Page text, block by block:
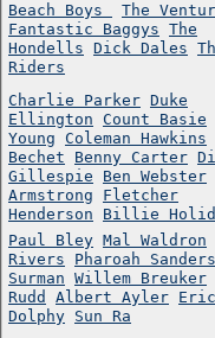
Beach Boys The
Fantastic Baggys The
Hondells Dick Dales
Riders
Charlie Parker Duke
Ellington Count Basie
Young Coleman Hawkins
Bechet
Benny Carter
Gillespie
Ben Webster
Armstrong
Fletcher
Henderson
Billie
Paul Bley Mal Waldron
Rivers
Pharoah Sanders
Surman Willem Breuker
Rudd
Albert Ayler Eric
Dolphy Sun Ra